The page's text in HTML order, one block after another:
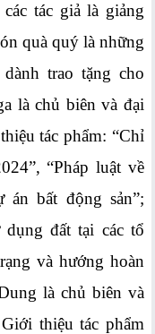
tác giả là giảng
quà quý là những
trao tặng cho
là chủ biên và đại
tác phẩm: “Chỉ
“Pháp luật về
án bất động sản”;
dụng đất tại các tổ
và hướng hoàn
là chủ biên và
thiệu tác phẩm